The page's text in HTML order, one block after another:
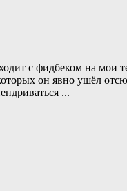
с фидбеком на мои
он явно ушёл
...